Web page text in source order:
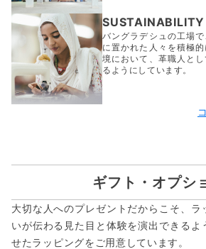
SUSTAINABILITY
バングラデシュの工場
に置かれた人々を積極
境において、革職人と
るようにしています。
ギフト・オプシ
大切な人へのプレゼントだからこそ、ラ
いが伝わる見た目と体験を演出できるよ
せたラッピングをご用意しています。